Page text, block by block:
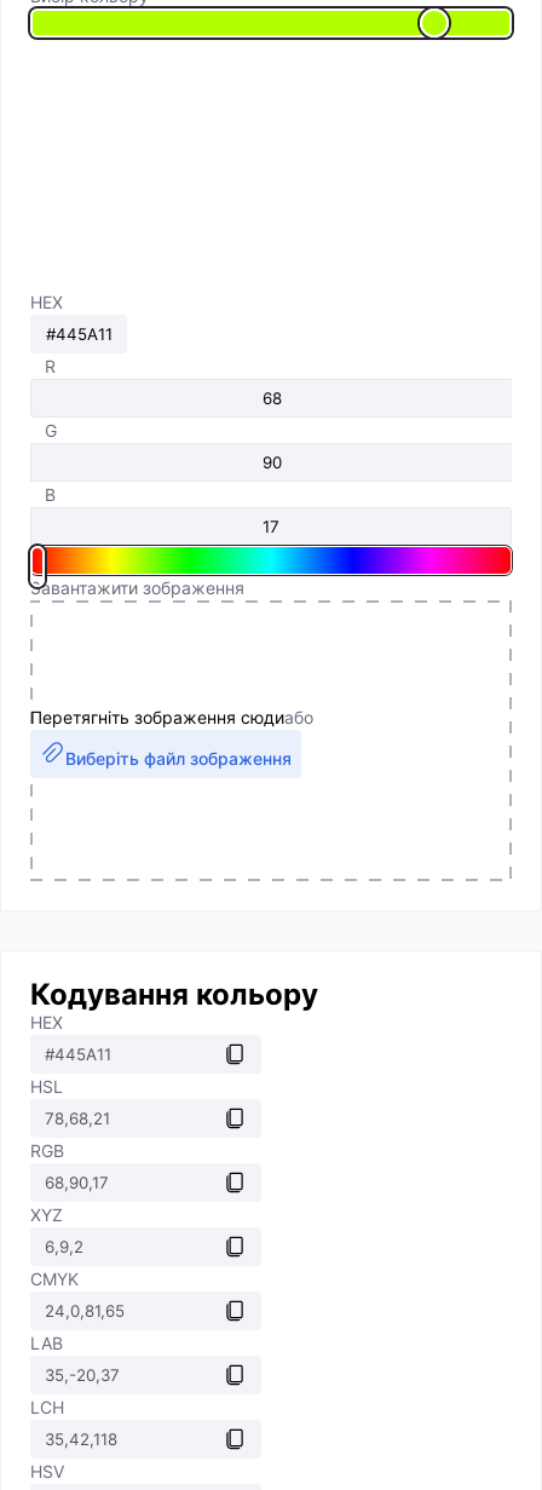
HEX
R
G
B
Завантажити зображення
Перетягніть зображення сюдиабо
Виберіть файл зображення
Кодування кольору
HEX
HSL
RGB
XYZ
CMYK
LAB
LCH
HSV